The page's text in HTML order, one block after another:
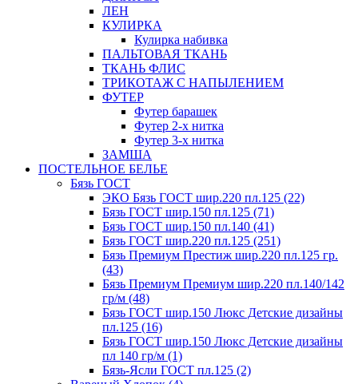
ЛЕН
КУЛИРКА
Кулирка набивка
ПАЛЬТОВАЯ ТКАНЬ
ТКАНЬ ФЛИС
ТРИКОТАЖ С НАПЫЛЕНИЕМ
ФУТЕР
Футер барашек
Футер 2-х нитка
Футер 3-х нитка
ЗАМША
ПОСТЕЛЬНОЕ БЕЛЬЕ
Бязь ГОСТ
ЭКО Бязь ГОСТ шир.220 пл.125 (22)
Бязь ГОСТ шир.150 пл.125 (71)
Бязь ГОСТ шир.150 пл.140 (41)
Бязь ГОСТ шир.220 пл.125 (251)
Бязь Премиум Престиж шир.220 пл.125 гр.
(43)
Бязь Премиум Премиум шир.220 пл.140/142
гр/м (48)
Бязь ГОСТ шир.150 Люкс Детские дизайны
пл.125 (16)
Бязь ГОСТ шир.150 Люкс Детские дизайны
пл 140 гр/м (1)
Бязь-Ясли ГОСТ пл.125 (2)